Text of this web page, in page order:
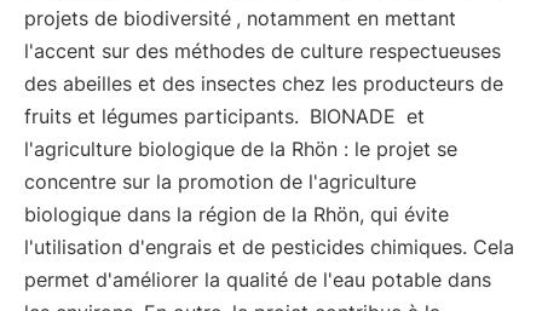
projets de biodiversité , notamment en mettant
l'accent sur des méthodes de culture respectueuses
des abeilles et des insectes chez les producteurs de
fruits et légumes participants. BIONADE et
l'agriculture biologique de la Rhön : le projet se
concentre sur la promotion de l'agriculture
biologique dans la région de la Rhön, qui évite
l'utilisation d'engrais et de pesticides chimiques. Cela
permet d'améliorer la qualité de l'eau potable dans